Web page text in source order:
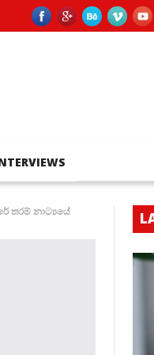
මරණයකින් කෙළවර වෙයි
තරම් නාට්‍යයේ